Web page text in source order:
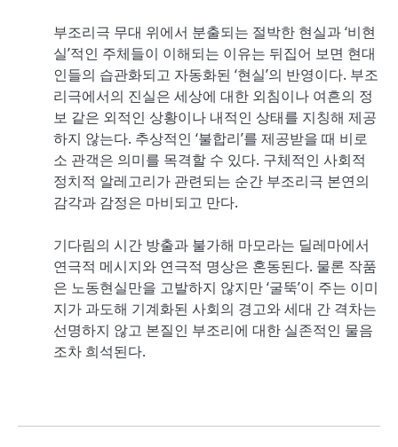
부조리극 무대 위에서 분출되는 절박한 현실과 ‘비현
실’적인 주체들이 이해되는 이유는 뒤집어 보면 현대
인들의 습관화되고 자동화된 ‘현실’의 반영이다. 부조
리극에서의 진실은 세상에 대한 외침이나 여흔의 정
보 같은 외적인 상황이나 내적인 상태를 지칭해 제공
하지 않는다. 추상적인 ‘불합리’를 제공받을 때 비로
소 관객은 의미를 목격할 수 있다. 구체적인 사회적
정치적 알레고리가 관련되는 순간 부조리극 본연의
감각과 감정은 마비되고 만다.
기다림의 시간 방출과 불가해 마모라는 딜레마에서
연극적 메시지와 연극적 명상은 혼동된다. 물론 작품
은 노동현실만을 고발하지 않지만 ‘굴뚝’이 주는 이미
지가 과도해 기계화된 사회의 경고와 세대 간 격차는
선명하지 않고 본질인 부조리에 대한 실존적인 물음
조차 희석된다.